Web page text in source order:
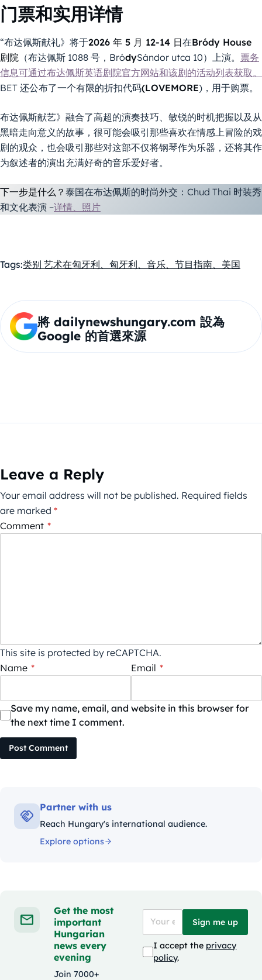
门票和实用详情
“布达佩斯献礼》将于2026 年 5 月 12-14 日在Bródy House
剧院 （布达佩斯 1088 号，BródySándor utca 10）上演。 票务
信息可通过布达佩斯英语剧院官方网站和该剧的活动列表获取。
BET 还公布了一个有限的折扣代码(LOVEMORE)，用于购票。
布达佩斯献艺》融合了高超的演奏技巧、敏锐的时机把握以及从
黑暗走向意义的故事，很可能会吸引那些喜欢在情感上冒险的戏
剧的观众，也会吸引那些对这部不仅将钢琴作为乐器，还将其作
为叙述者的演出充满好奇的音乐爱好者。
下一步是什么？ 泰国在布达佩斯的时尚外交：Chud Thai 时装秀
和文化表演 –详情、照片
Tags:类别 艺术在匈牙利、匈牙利、音乐、节目指南、美国
將 dailynewshungary.com 設為
Google 的首選來源
Leave a Reply
Your email address will not be published. Required fields
are marked *
Comment *
This site is protected by reCAPTCHA.
Name * Email *
Save my name, email, and website in this browser for
the next time I comment.
Post Comment
Partner with us
Reach Hungary's international audience.
Explore options
Get the most
important
Hungarian
news every
evening
Join 7000+
Sign me up
I accept the privacy
policy.